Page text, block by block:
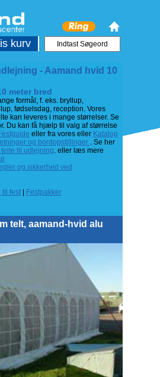
- Aamand hvid 10
meter bred
formål, f. eks. bryllup,
fødselsdag, reception. Vores
kan leveres i mange størrelser. Se
Du kan få hjælp til valg af størrelse
eller fra vores eller Katalog
og bordopstillinger . Se her
til udlejning. eller læs mere
og sikkerhed ved
til fest| Festpakker
telt, aamand-hvid alu
kurv